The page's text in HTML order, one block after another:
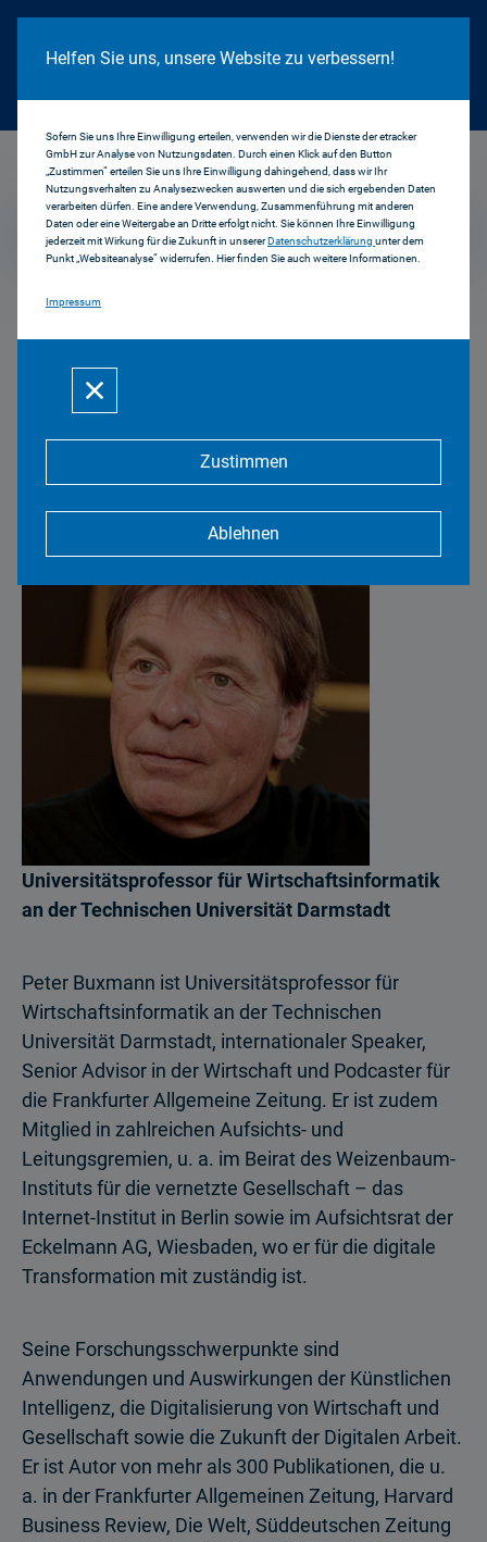
Cookie Hinweis
Helfen Sie uns, unsere Website zu verbessern!
Sofern Sie uns Ihre Einwilligung erteilen, verwenden wir die Dienste der etracker
GmbH zur Analyse von Nutzungsdaten. Durch einen Klick auf den Button
„Zustimmen“ erteilen Sie uns Ihre Einwilligung dahingehend, dass wir Ihr
Nutzungsverhalten zu Analysezwecken auswerten und die sich ergebenden Daten
verarbeiten dürfen. Eine andere Verwendung, Zusammenführung mit anderen
Daten oder eine Weitergabe an Dritte erfolgt nicht. Sie können Ihre Einwilligung
jederzeit mit Wirkung für die Zukunft in unsererDatenschutzerklärung unter dem
Punkt „Websiteanalyse“ widerrufen. Hier finden Sie auch weitere Informationen.
Impressum
Zustimmen
Ablehnen
Prof. Dr. Peter Buxmann
Mehr zum Thema
Prof. Dr. Peter
Buxmann
Universitätsprofessor für Wirtschaftsinformatik
an der Technischen Universität Darmstadt
​​​​​​​​​​​​​​​​​​​​​Peter Buxmann ist Universitätsprofessor für
Wirtschaftsinformatik an der Technischen
Universität Darmstadt, internationaler Speaker,
Senior Advisor in der Wirtschaft und Podcaster für
die Frankfurter Allgemeine Zeitung. Er ist zudem
Mitglied in zahlreichen Aufsichts- und
Leitungsgremien, u. a. im Beirat des Weizenbaum-
Instituts für die vernetzte Gesellschaft – das
Internet-Institut in Berlin sowie im Aufsichtsrat der
Eckelmann AG, Wiesbaden, wo er für die digitale
Transformation mit zuständig ist.
Seine Forschungsschwerpunkte sind
Anwendungen und Auswirkungen der Künstlichen
Intelligenz, die Digitalisierung von Wirtschaft und
Gesellschaft sowie die Zukunft der Digitalen Arbeit.
Er ist Autor von mehr als 300 Publikationen, die u.
a. in der Frankfurter Allgemeinen Zeitung, Harvard
Business Review, Die Welt, Süddeutschen Zeitung